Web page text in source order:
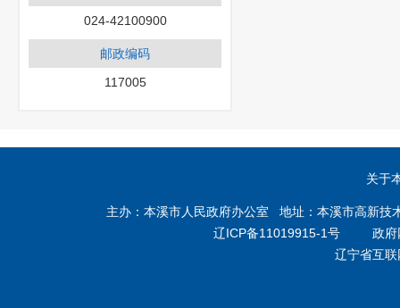
024-42100900
邮政编码
117005
关于
主办：本溪市人民政府办公室 地址：本溪市高新
辽ICP备11019915-1号 政府
辽宁省互